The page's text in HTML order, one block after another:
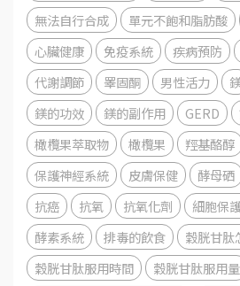
無法自行合成
單元不飽和脂肪酸
心臟健康
免疫系統 疾病預防
代謝調節
睪固酮 男性活力
鎂的功效
鎂的副作用 GERD
橄欖果萃取物
橄欖果 羥基酪醇
保護神經系統
皮膚保健 酵母硒
抗癌
抗氧 抗氧化劑 細胞保
酵素系統
排毒的飲食
穀胱甘肽
穀胱甘肽服用時間
穀胱甘肽服用量